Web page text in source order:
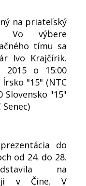
na priateľský
Vo výbere
tímu sa
Ivo Krajčírik.
2015 o 15:00
Írsko "15" (NTC
Slovensko "15"
do
od 24. do 28.
na
v Číne. V